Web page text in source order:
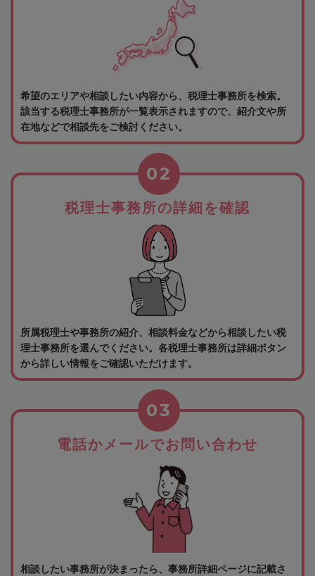
希望のエリアや相談したい内容から、税理士事務所を検索。
該当する税理士事務所が一覧表示されますので、紹介文や所
在地などで相談先をご検討ください。
税理士事務所の詳細を確認
02
所属税理士や事務所の紹介、相談料金などから相談したい税
理士事務所を選んでください。各税理士事務所は詳細ボタン
から詳しい情報をご確認いただけます。
電話かメールでお問い合わせ
03
相談したい事務所が決まったら、事務所詳細ページに記載さ